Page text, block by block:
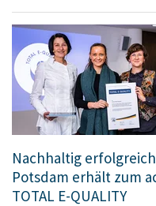
Nachhaltig
Potsdam erhält zum
TOTAL E-QUALITY